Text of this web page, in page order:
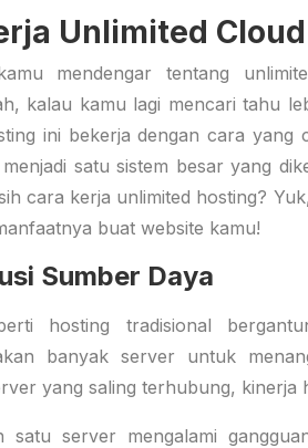
Unlimited
mendengar tentang
kalau kamu lagi mencari tahu
ini bekerja dengan cara
satu sistem besar yang
cara kerja unlimited hosting?
buat website kamu!
Sumber Daya
hosting tradisional
banyak server untuk
yang saling terhubung, kinerja
satu server mengalami